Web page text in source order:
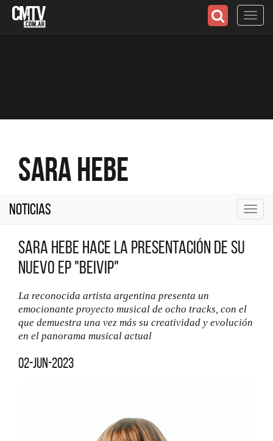
Sara Hebe
Noticias
Sara Hebe hace la presentación de su
nuevo EP "Beivip"
La reconocida artista argentina presenta un
emocionante proyecto musical de ocho tracks, con el
que demuestra una vez más su creatividad y evolución
en el panorama musical actual
02-jun-2023